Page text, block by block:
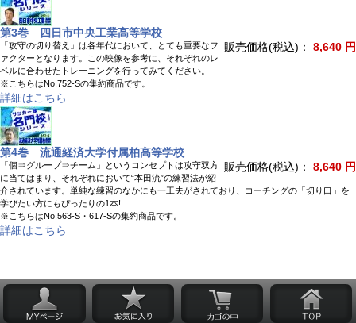
第3巻 四日市中央工業高等学校
販売価格(税込)：
8,640 円
「攻守の切り替え」は各年代において、とても重要なフ
ァクターとなります。この映像を参考に、それぞれのレ
ベルに合わせたトレーニングを行ってみてください。
※こちらはNo.752-Sの集約商品です。
詳細はこちら
第4巻 流通経済大学付属柏高等学校
販売価格(税込)：
8,640 円
「個⇒グループ⇒チーム」というコンセプトは攻守双方
に当てはまり、それぞれにおいて“本田流”の練習法が紹
介されています。単純な練習のなかにも一工夫がされており、コーチングの「切り口」を
学びたい方にもぴったりの1本!
※こちらはNo.563-S・617-Sの集約商品です。
詳細はこちら